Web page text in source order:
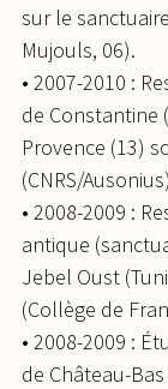
sur le
Mujouls, 06).
• 2007-2010 :
de Constantine
Provence (13)
(CNRS/
• 2008-2009 :
antique
Jebel Oust
(Collège de
• 2008-2009 :
de Château-